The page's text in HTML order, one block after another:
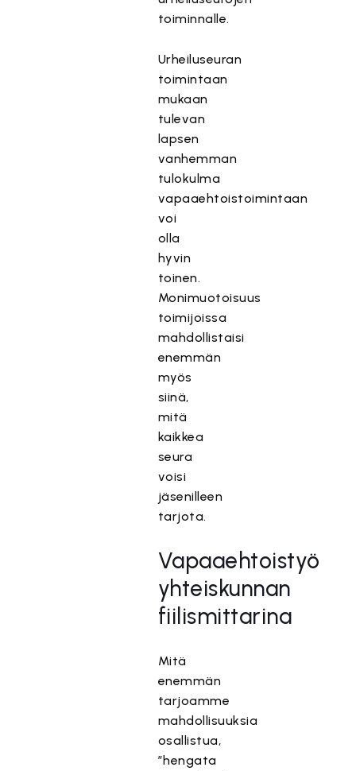
toiminnalle.
Urheiluseuran
toimintaan
mukaan
tulevan
lapsen
vanhemman
tulokulma
vapaaehtoistoimintaan
voi
olla
hyvin
toinen.
Monimuotoisuus
toimijoissa
mahdollistaisi
enemmän
myös
siinä,
mitä
kaikkea
seura
voisi
jäsenilleen
tarjota.
Vapaaehtoistyö
yhteiskunnan
fiilismittarina
Mitä
enemmän
tarjoamme
mahdollisuuksia
osallistua,
”hengata